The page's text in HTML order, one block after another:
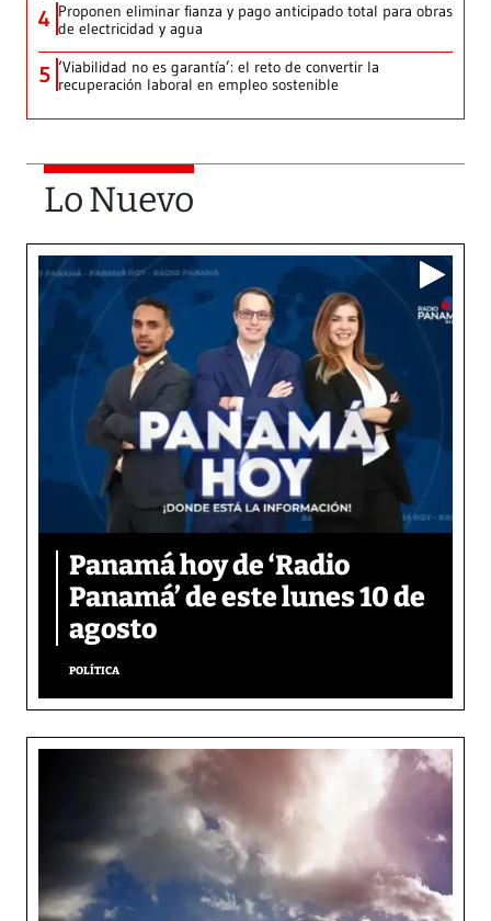
4 Proponen eliminar fianza y pago anticipado total para obras
de electricidad y agua
5 ‘Viabilidad no es garantía’: el reto de convertir la
recuperación laboral en empleo sostenible
Lo Nuevo
Panamá hoy de ‘Radio
Panamá’ de este lunes 10 de
agosto
POLÍTICA